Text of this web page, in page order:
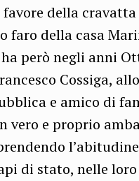
favore della
faro della casa
però negli anni
Cossiga,
e amico di
vero e proprio
di stato, nelle